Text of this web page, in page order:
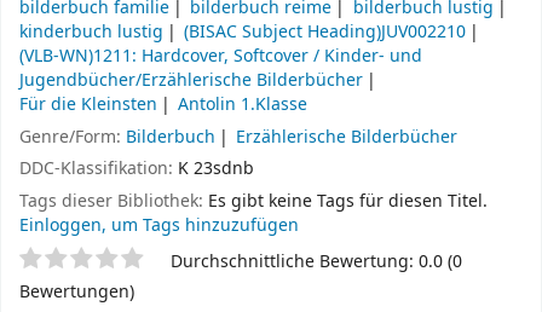
bilderbuch familie
bilderbuch reime
bilderbuch lustig
kinderbuch lustig
(BISAC Subject Heading)JUV002210
(VLB-WN)1211: Hardcover, Softcover / Kinder- und
Jugendbücher/Erzählerische Bilderbücher
Für die Kleinsten
Antolin 1.Klasse
Genre/Form: Bilderbuch
Erzählerische Bilderbücher
DDC-Klassifikation: K 23sdnb
Tags dieser Bibliothek: Es gibt keine Tags für diesen Titel.
Einloggen, um Tags hinzuzufügen
SternchenbewertungDurchschnittliche Bewertung: 0.0 (0
Bewertungen)